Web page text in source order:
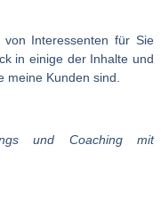
Interessenten für Sie
in einige der Inhalte und
meine Kunden sind.
und Coaching mit